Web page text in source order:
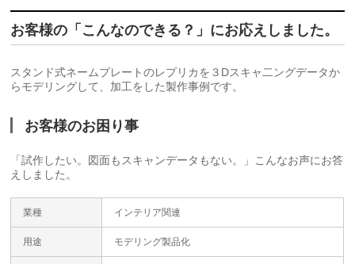
お客様の「こんなのできる？」にお応えしました。
スタンド式ネームプレートのレプリカを３Dスキャ二ングデータか
らモデリングして、加工をした製作事例です。
お客様のお困り事
「試作したい。図面もスキャンデータもない。」こんなお声にお答
えしました。
業種 インテリア関連
用途 モデリング製品化